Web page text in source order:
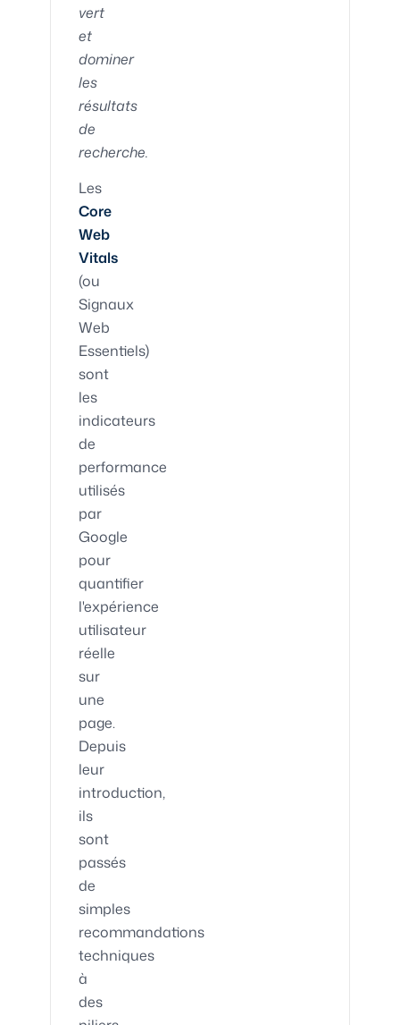
vert
et
dominer
les
résultats
de
recherche.
Les
Core
Web
Vitals
(ou
Signaux
Web
Essentiels)
sont
les
indicateurs
de
performance
utilisés
par
Google
pour
quantifier
l'expérience
utilisateur
réelle
sur
une
page.
Depuis
leur
introduction,
ils
sont
passés
de
simples
recommandations
techniques
à
des